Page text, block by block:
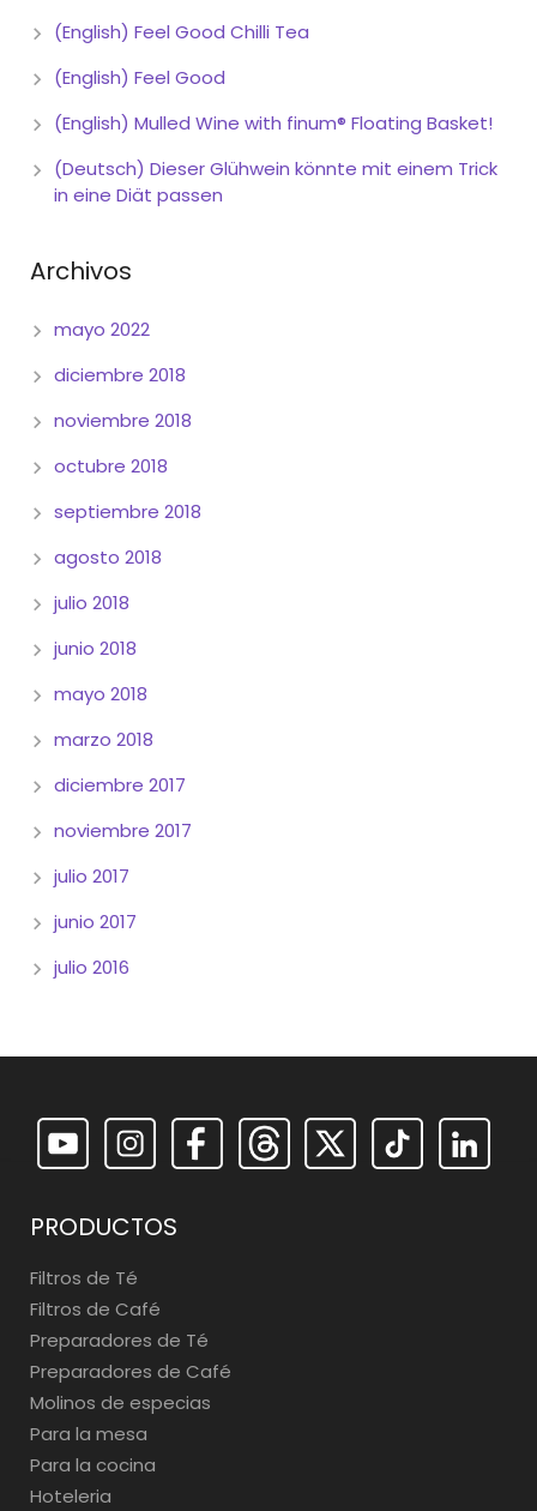
(English) Feel Good Chilli Tea
(English) Feel Good
(English) Mulled Wine with finum® Floating Basket!
(Deutsch) Dieser Glühwein könnte mit einem Trick
in eine Diät passen
Archivos
mayo 2022
diciembre 2018
noviembre 2018
octubre 2018
septiembre 2018
agosto 2018
julio 2018
junio 2018
mayo 2018
marzo 2018
diciembre 2017
noviembre 2017
julio 2017
junio 2017
julio 2016
PRODUCTOS
Filtros de Té
Filtros de Café
Preparadores de Té
Preparadores de Café
Molinos de especias
Para la mesa
Para la cocina
Hoteleria